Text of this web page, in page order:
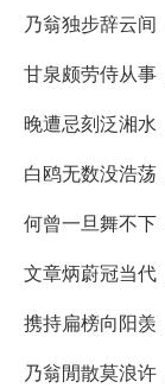
乃翁独步辞云间
甘泉颇劳侍从事
晚遭忌刻泛湘水
白鸥无数没浩荡
何曾一旦舞不下
文章炳蔚冠当代
携持扁榜向阳羡
乃翁閒散莫浪许